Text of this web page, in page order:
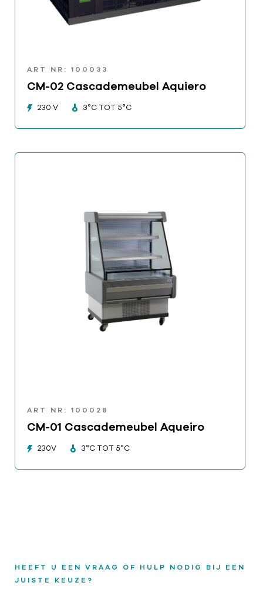
ART NR: 100033
CM-02 Cascademeubel Aquiero
230 V 3°C TOT 5°C
ART NR: 100028
CM-01 Cascademeubel Aqueiro
230V 3°C TOT 5°C
HEEFT U EEN VRAAG OF HULP NODIG BIJ EEN
JUISTE KEUZE?